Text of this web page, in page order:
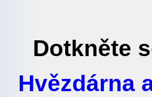
Dotkněte
Hvězdárna